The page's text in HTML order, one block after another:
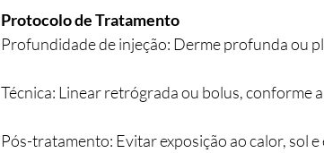
Protocolo de Tratamento
Profundidade de injeção: Derme profunda ou
Técnica: Linear retrógrada ou bolus, conforme
Pós-tratamento: Evitar exposição ao calor, sol